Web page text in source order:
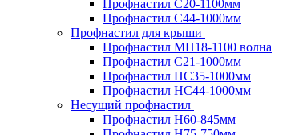
Профнастил С20-1100мм
Профнастил С44-1000мм
Профнастил для крыши
Профнастил МП18-1100 волна
Профнастил С21-1000мм
Профнастил HC35-1000мм
Профнастил НС44-1000мм
Несущий профнастил
Профнастил Н60-845мм